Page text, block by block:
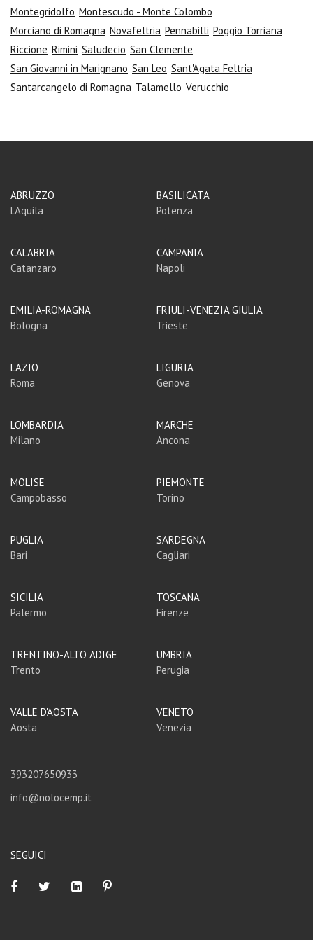
Montegridolfo Montescudo - Monte Colombo
Morciano di Romagna Novafeltria Pennabilli Poggio Torriana
Riccione Rimini Saludecio San Clemente
San Giovanni in Marignano San Leo Sant'Agata Feltria
Santarcangelo di Romagna Talamello Verucchio
ABRUZZO
L'Aquila
BASILICATA
Potenza
CALABRIA
Catanzaro
CAMPANIA
Napoli
EMILIA-ROMAGNA
Bologna
FRIULI-VENEZIA GIULIA
Trieste
LAZIO
Roma
LIGURIA
Genova
LOMBARDIA
Milano
MARCHE
Ancona
MOLISE
Campobasso
PIEMONTE
Torino
PUGLIA
Bari
SARDEGNA
Cagliari
SICILIA
Palermo
TOSCANA
Firenze
TRENTINO-ALTO ADIGE
Trento
UMBRIA
Perugia
VALLE D'AOSTA
Aosta
VENETO
Venezia
393207650933
info@nolocemp.it
SEGUICI